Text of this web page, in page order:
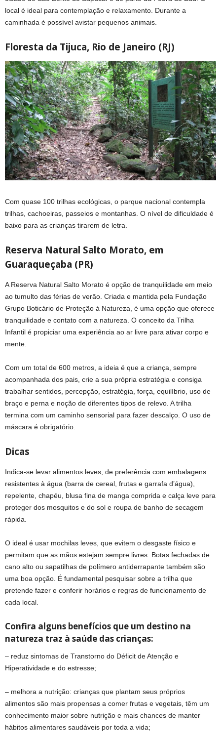
local é ideal para contemplação e relaxamento. Durante a
caminhada é possível avistar pequenos animais.
Floresta da Tijuca, Rio de Janeiro (RJ)
Com quase 100 trilhas ecológicas, o parque nacional contempla
trilhas, cachoeiras, passeios e montanhas. O nível de dificuldade é
baixo para as crianças tirarem de letra.
Reserva Natural Salto Morato, em
Guaraqueçaba (PR)
A Reserva Natural Salto Morato é opção de tranquilidade em meio
ao tumulto das férias de verão. Criada e mantida pela Fundação
Grupo Boticário de Proteção à Natureza, é uma opção que oferece
tranquilidade e contato com a natureza. O conceito da Trilha
Infantil é propiciar uma experiência ao ar livre para ativar corpo e
mente.
Com um total de 600 metros, a ideia é que a criança, sempre
acompanhada dos pais, crie a sua própria estratégia e consiga
trabalhar sentidos, percepção, estratégia, força, equilíbrio, uso de
braço e perna e noção de diferentes tipos de relevo. A trilha
termina com um caminho sensorial para fazer descalço. O uso de
máscara é obrigatório.
Dicas
Indica-se levar alimentos leves, de preferência com embalagens
resistentes à água (barra de cereal, frutas e garrafa d’água),
repelente, chapéu, blusa fina de manga comprida e calça leve para
proteger dos mosquitos e do sol e roupa de banho de secagem
rápida.
O ideal é usar mochilas leves, que evitem o desgaste físico e
permitam que as mãos estejam sempre livres. Botas fechadas de
cano alto ou sapatilhas de polímero antiderrapante também são
uma boa opção. É fundamental pesquisar sobre a trilha que
pretende fazer e conferir horários e regras de funcionamento de
cada local.
Confira alguns benefícios que um destino na
natureza traz à saúde das crianças:
– reduz sintomas de Transtorno do Déficit de Atenção e
Hiperatividade e do estresse;
– melhora a nutrição: crianças que plantam seus próprios
alimentos são mais propensas a comer frutas e vegetais, têm um
conhecimento maior sobre nutrição e mais chances de manter
hábitos alimentares saudáveis por toda a vida;